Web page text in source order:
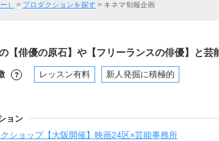
） > プロダクションを探す > キネマ旬報企画
【俳優の原石】や【フリーランスの俳優】と芸
? レッスン有料 新人発掘に積極的
ョン
ショップ【大阪開催】映画24区×芸能事務所